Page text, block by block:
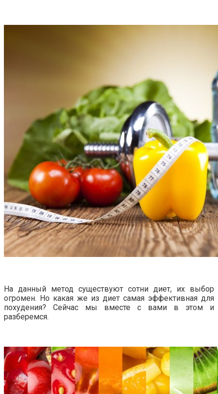
На данный метод существуют сотни диет, их выбор
огромен. Но какая же из диет самая эффективная для
похудения? Сейчас мы вместе с вами в этом и
разберемся.